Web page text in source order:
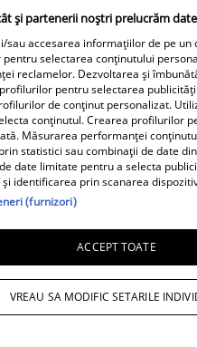
răsfățat
Ce primește
de la directorul
de mult se bucură”
speciale
Peste 100 de
primele 6 luni ale
Topul celor mai
și partenerii noștri prelucrăm
sau accesarea informațiilor de pe un
selectarea conținutului
reclamelor. Dezvoltarea și
pentru selectarea
de conținut personalizat.
conținutul. Crearea profilurilor
Măsurarea performanței
statistici sau combinații de date
date limitate pentru a selecta
identificarea prin scanarea
(furnizori)
ACCEPT TOATE
VREAU SA MODIFIC SETARILE